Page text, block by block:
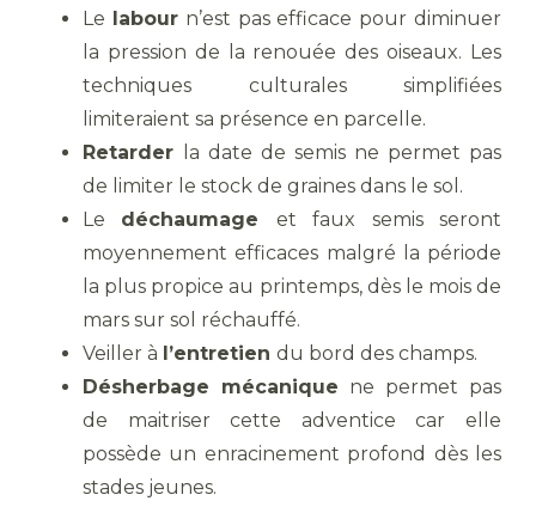
Le labourn’est pas efficace pour diminuer
la pression de la renouée des oiseaux. Les
techniques culturales simplifiées
limiteraient sa présence en parcelle.
Retarder
la date de semis ne permet pas
de limiter le stock de graines dans le sol.
Le déchaumage et faux semis seront
moyennement efficaces malgré la période
la plus propice au printemps, dès le mois de
mars sur sol réchauffé.
Veiller à l’entretien du bord des champs.
Désherbage mécanique ne permet pas
de maitriser cette adventice car elle
possède un enracinement profond dès les
stades jeunes.